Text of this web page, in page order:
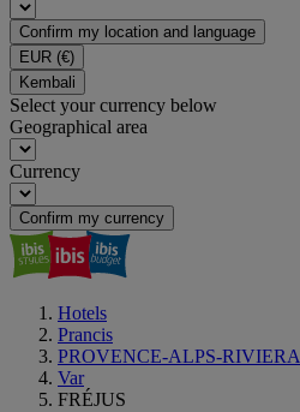
Confirm my location and language
EUR (€)
Kembali
Select your currency below
Geographical area
Currency
Confirm my currency
Hotels
Prancis
PROVENCE-ALPS-RIVIERA
Var
FRÉJUS